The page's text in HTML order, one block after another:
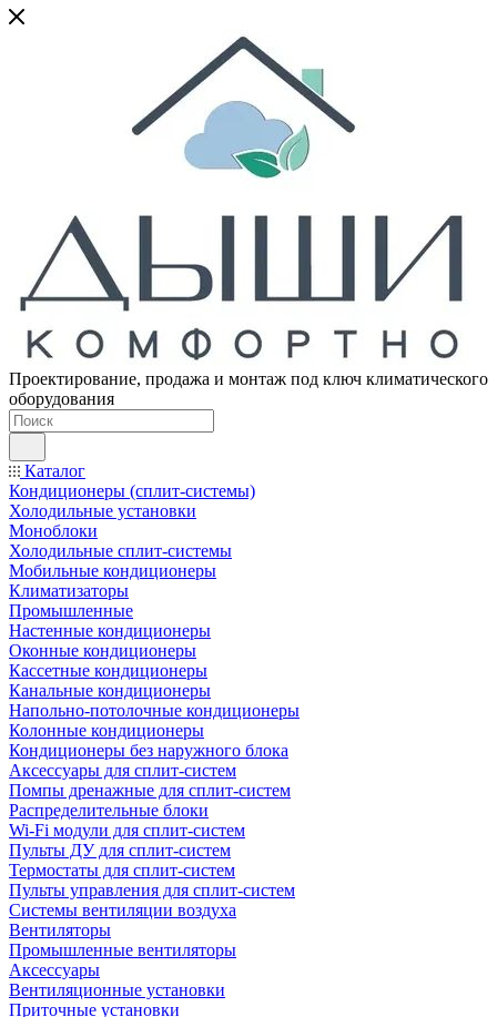
Проектирование, продажа и монтаж под ключ климатического
оборудования
Каталог
Кондиционеры (сплит-системы)
Холодильные установки
Моноблоки
Холодильные сплит-системы
Мобильные кондиционеры
Климатизаторы
Промышленные
Настенные кондиционеры
Оконные кондиционеры
Кассетные кондиционеры
Канальные кондиционеры
Напольно-потолочные кондиционеры
Колонные кондиционеры
Кондиционеры без наружного блока
Аксессуары для сплит-систем
Помпы дренажные для сплит-систем
Распределительные блоки
Wi-Fi модули для сплит-систем
Пульты ДУ для сплит-систем
Термостаты для сплит-систем
Пульты управления для сплит-систем
Системы вентиляции воздуха
Вентиляторы
Промышленные вентиляторы
Аксессуары
Вентиляционные установки
Приточные установки